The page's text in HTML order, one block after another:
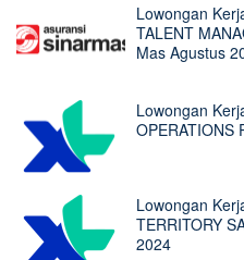
Lowongan
TALENT
Mas Agustus
Lowongan
OPERATIONS
Lowongan
TERRITORY
2024